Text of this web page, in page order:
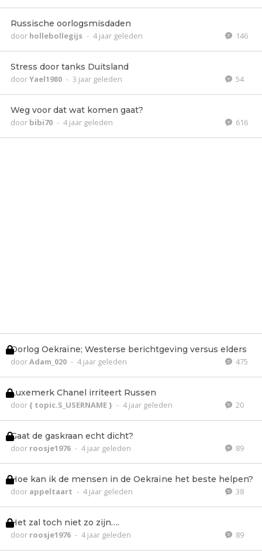
Russische oorlogsmisdaden
door hollebollegijs - 4 jaar geleden 146
Stress door tanks Duitsland
doorYael1980 - 3 jaar geleden 54
Weg voor dat wat komen gaat?
door bibi70 - 4 jaar geleden 616
Oorlog Oekraïne; Westerse berichtgeving versus elders
doorAdam_020 - 4 jaar geleden 475
Luxemerk Chanel irriteert Russen
door{ topic.S_USERNAME } - 4 jaar geleden 20
Gaat de gaskraan echt dicht?
door roosje1976 - 4 jaar geleden 89
Hoe kan ik de mensen in de Oekraïne het beste helpen?
door appeltaart - 4 jaar geleden 38
Het zal toch niet zo zijn….
door roosje1976 - 4 jaar geleden 89